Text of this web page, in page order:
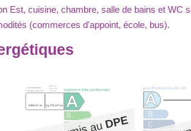
Est, cuisine, chambre, salle de bains et WC
(commerces d'appoint, école, bus).